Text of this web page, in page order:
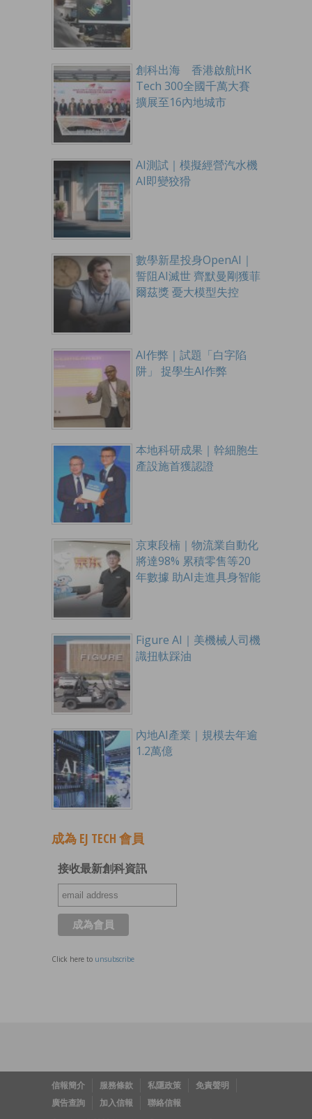
創科出海 香港啟航HK
Tech 300全國千萬大賽
擴展至16內地城市
AI測試｜模擬經營汽水機
AI即變狡猾
數學新星投身OpenAI｜
誓阻AI滅世 齊默曼剛獲菲
爾茲獎 憂大模型失控
AI作弊｜試題「白字陷
阱」 捉學生AI作弊
本地科研成果｜幹細胞生
產設施首獲認證
京東段楠｜物流業自動化
將達98% 累積零售等20
年數據 助AI走進具身智能
Figure AI｜美機械人司機
識扭軚踩油
內地AI產業｜規模去年逾
1.2萬億
成為 EJ TECH 會員
接收最新創科資訊
Click here to unsubscribe
信報簡介 服務條款 私隱政策
免責聲明
廣告查詢
加入信報 聯絡信報